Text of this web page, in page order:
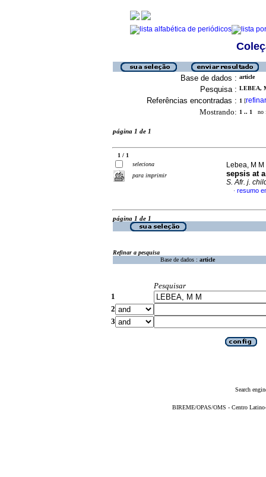
Base de dados : article
Pesquisa : LEBEA,
Referências encontradas : 1 [refinar
Mostrando: 1 .. 1 no
página 1 de 1
1 / 1
seleciona
para imprimir
Lebea, M
sepsis at
S. Afr. j.
· resumo
página 1 de 1
Refinar a pesquisa
Base de dados : article
Pesquisar
1
2
3
Search
BIREME/OPAS/OMS - Centro Latino-